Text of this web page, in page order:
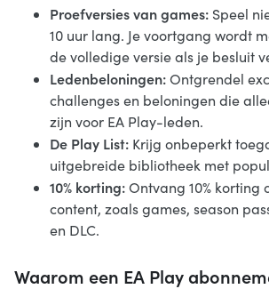
Proefversies van games: Speel
10 uur lang. Je voortgang wordt
de volledige versie als je besluit
Ledenbeloningen:Ontgrendel
challenges en beloningen die
zijn voor EA Play-leden.
De Play List: Krijg onbeperkt
uitgebreide bibliotheek met
10% korting:Ontvang 10% korting
content, zoals games, season
en DLC.
Waarom een EA Play